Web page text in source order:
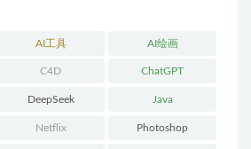
AI工具 AI绘画
C4D ChatGPT
DeepSeek Java
Netflix Photoshop